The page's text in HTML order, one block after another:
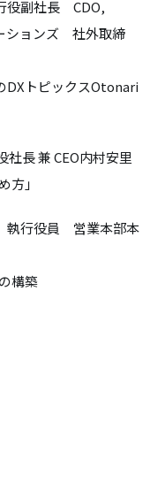
役副社長 CDO,
ションズ 社外取締
DXトピックスOtonari
長 兼 CEO内村安里
方」
執行役員 営業本部本
構築